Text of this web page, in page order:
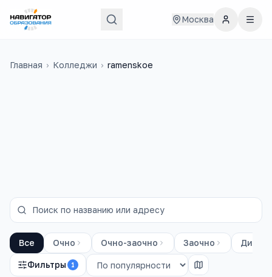
Москва
Главная › Колледжи › ramenskoe
Все Очно Очно-заочно Заочно
Фильтры 1